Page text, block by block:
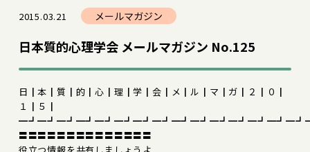
2015.03.21 メールマガジン
日本質的心理学会 メールマガジン No.125
日┃本┃質┃的┃心┃理┃学┃会┃メ┃ル┃マ┃ガ┃２┃０┃
１┃５┃
〓〓〓〓〓〓〓〓〓〓〓〓〓〓
役立つ情報を共有しましょうよ